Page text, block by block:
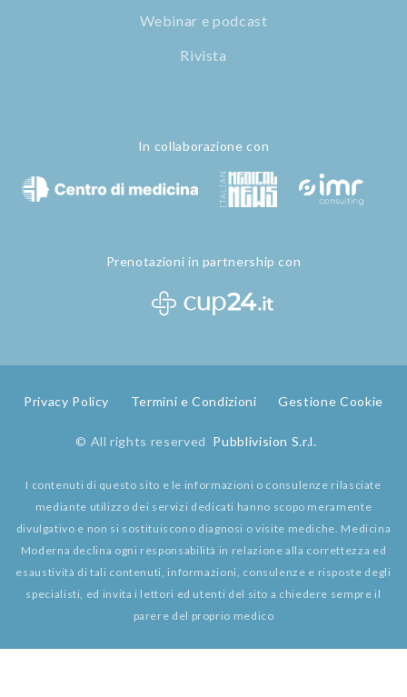
Webinar e podcast
Rivista
In collaborazione con
Prenotazioni in partnership con
Privacy Policy Termini e Condizioni Gestione Cookie
© All rights reserved Pubblivision S.r.l.
I contenuti di questo sito e le informazioni o consulenze rilasciate
mediante utilizzo dei servizi dedicati hanno scopo meramente
divulgativo e non si sostituiscono diagnosi o visite mediche. Medicina
Moderna declina ogni responsabilità in relazione alla correttezza ed
esaustività di tali contenuti, informazioni, consulenze e risposte degli
specialisti, ed invita i lettori ed utenti del sito a chiedere sempre il
parere del proprio medico